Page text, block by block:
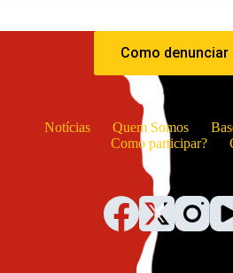
Como denunciar
Notícias Quem Somos
Como participar?